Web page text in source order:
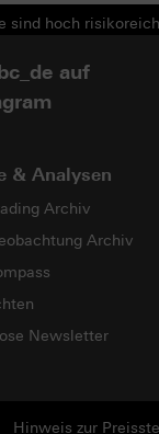
hoch
auf
& Analysen
Archiv
Archiv
Newsletter
Hinweis zur